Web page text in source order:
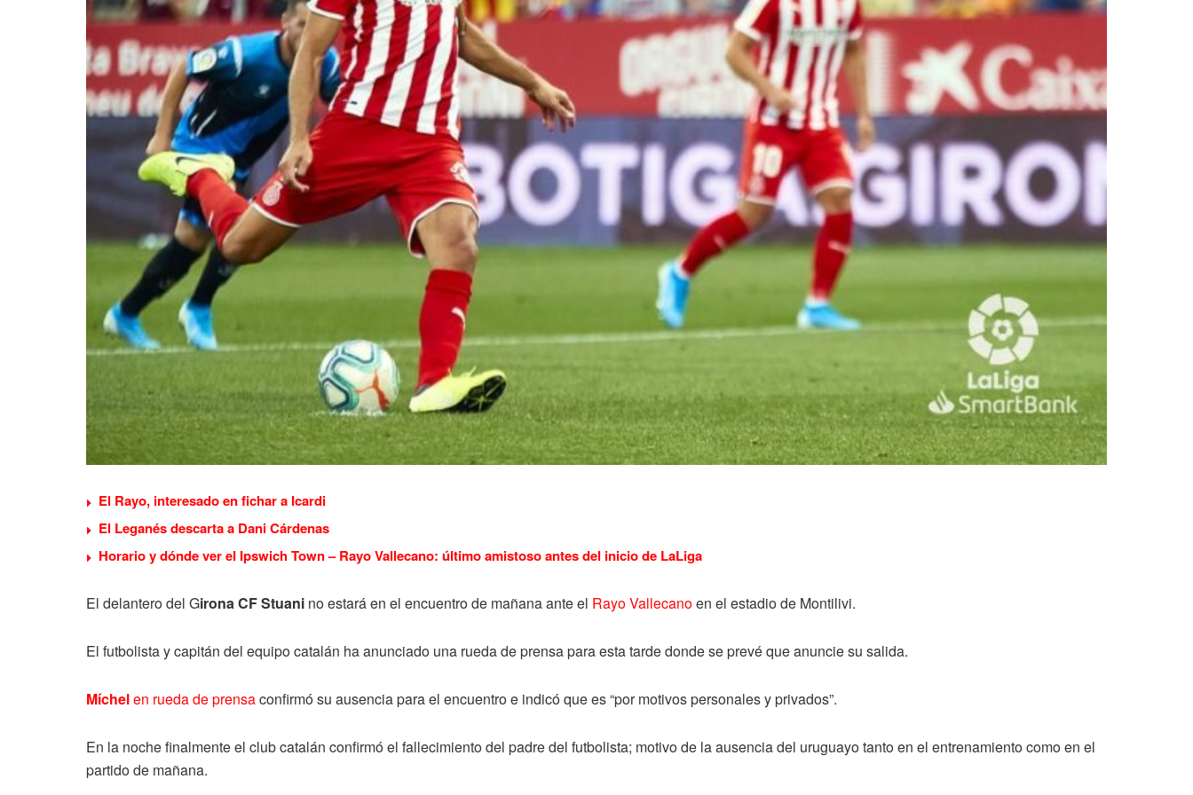
El Rayo, interesado en fichar a Icardi
El Leganés descarta a Dani Cárdenas
Horario y dónde ver el Ipswich Town – Rayo Vallecano: último amistoso antes del inicio de LaLiga
El delantero del Girona CF Stuani no estará en el encuentro de mañana ante el Rayo Vallecanoen el estadio de Montilivi.
El futbolista y capitán del equipo catalán ha anunciado una rueda de prensa para esta tarde donde se prevé que anuncie su salida.
Míchelen rueda de prensaconfirmó su ausencia para el encuentro e indicó que es “por motivos personales y privados”.
En la noche finalmente el club catalán confirmó el fallecimiento del padre del futbolista; motivo de la ausencia del uruguayo tanto en el entrenamiento como en el
partido de mañana.